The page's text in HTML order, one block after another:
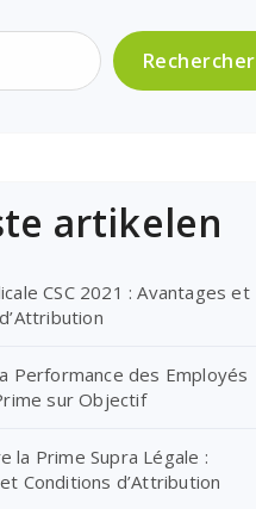
Rechercher
artikelen
CSC 2021 : Avantages et
Performance des Employés
sur Objectif
la Prime Supra Légale :
Conditions d’Attribution